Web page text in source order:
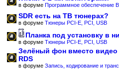
в форуме Программное обеспечение
SDR есть на ТВ тюнерах?
в форуме Тюнеры PCI-E, PCI, USB
Планка под установку в
в форуме Тюнеры PCI-E, PCI, USB
Зелёный фон вместо видео
RDS
в форуме Запись, кодирование и